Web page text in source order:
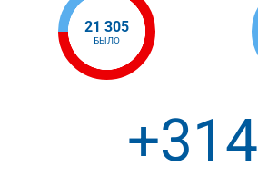
21 305
БЫЛО
+314